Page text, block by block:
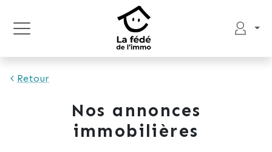
Retour
Nos annonces
immobilières